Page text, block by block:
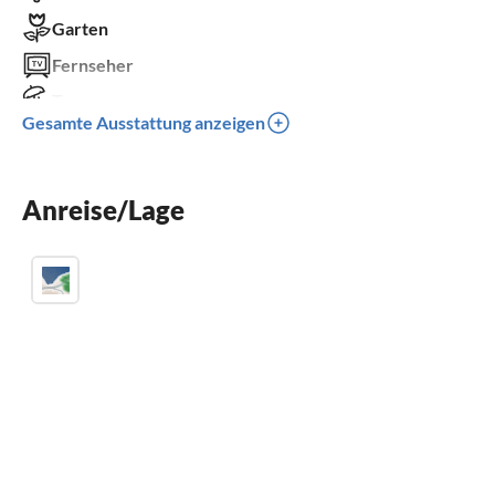
Garten
Fernseher
Spülmaschine
Grill
Gesamte Ausstattung anzeigen
Anreise/Lage